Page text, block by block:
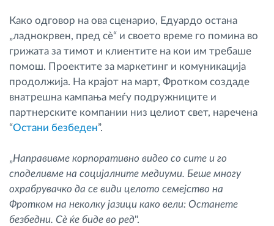
Како одговор на ова сценарио, Едуардо остана
„ладнокрвен, пред сè“ и своето време го помина во
грижата за тимот и клиентите на кои им требаше
помош. Проектите за маркетинг и комуникација
продолжија. На крајот на март, Фротком создаде
внатрешна кампања меѓу подружниците и
партнерските компании низ целиот свет, наречена
“Остани безбеден”.
„Направивме корпоративно видео со сите и го
споделивме на социјалните медиуми. Беше многу
охрабрувачко да се види целото семејство на
Фротком на неколку јазици како вели: Останете
безбедни. Сè ќе биде во ред".